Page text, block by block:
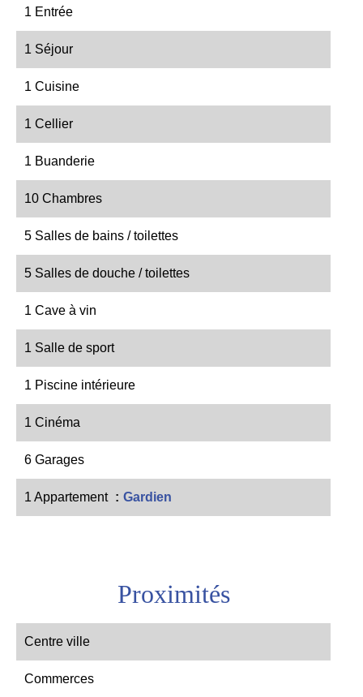
1 Entrée
1 Séjour
1 Cuisine
1 Cellier
1 Buanderie
10 Chambres
5 Salles de bains / toilettes
5 Salles de douche / toilettes
1 Cave à vin
1 Salle de sport
1 Piscine intérieure
1 Cinéma
6 Garages
1 Appartement Gardien
Proximités
Centre ville
Commerces